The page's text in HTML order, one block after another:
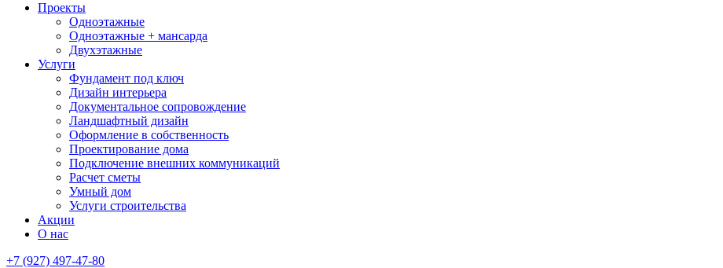
Проекты
Одноэтажные
Одноэтажные + мансарда
Двухэтажные
Услуги
Фундамент под ключ
Дизайн интерьера
Документальное сопровождение
Ландшафтный дизайн
Оформление в собственность
Проектирование дома
Подключение внешних коммуникаций
Расчет сметы
Умный дом
Услуги строительства
Акции
О нас
+7 (927) 497-47-80